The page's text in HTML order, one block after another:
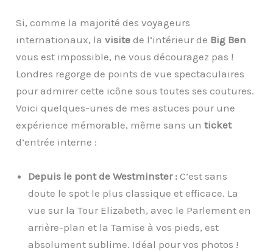
Si, comme la majorité des voyageurs
internationaux, lavisite de l’intérieur de Big Ben
vous est impossible, ne vous découragez pas !
Londres regorge de points de vue spectaculaires
pour admirer cette icône sous toutes ses coutures.
Voici quelques-unes de mes astuces pour une
expérience mémorable, même sans unticket
d’entrée interne :
Depuis le pont de Westminster : C’est sans
doute le spot le plus classique et efficace. La
vue sur la Tour Elizabeth, avec le Parlement en
arrière-plan et la Tamise à vos pieds, est
absolument sublime. Idéal pour vos photos !